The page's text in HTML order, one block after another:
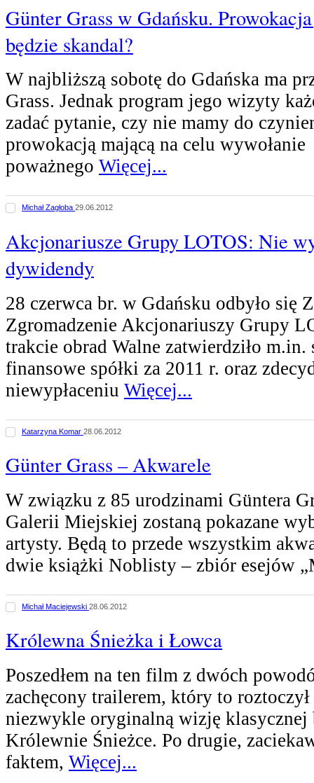
Günter Grass w Gdańsku.
będzie skandal?
W najbliższą sobotę do Gdańska ma
Grass. Jednak program jego wizyty
zadać pytanie, czy nie mamy do
prowokacją mającą na celu wywołanie
poważnego Więcej...
Michał Zagłoba 29.06.2012
Akcjonariusze Grupy LOTOS: Nie
dywidendy
28 czerwca br. w Gdańsku odbyło się
Zgromadzenie Akcjonariuszy Grupy
trakcie obrad Walne zatwierdziło m.in.
finansowe spółki za 2011 r. oraz
niewypłaceniu Więcej...
Katarzyna Komar 28.06.2012
Günter Grass – Akwarele
W związku z 85 urodzinami Güntera
Galerii Miejskiej zostaną pokazane
artysty. Będą to przede wszystkim
dwie książki Noblisty – zbiór esejów
Michał Maciejewski 28.06.2012
Królewna Śnieżka i Łowca
Poszedłem na ten film z dwóch
zachęcony trailerem, który to roztoczył
niezwykle oryginalną wizję klasycznej
Królewnie Śnieżce. Po drugie,
faktem, Więcej...